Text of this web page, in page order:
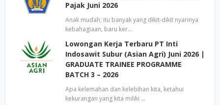
Pajak Juni 2026
Anak mudah; itu banyak yang dikit-dikit nyarinya
kebahagiaan, baru ker…
Lowongan Kerja Terbaru PT Inti
Indosawit Subur (Asian Agri) Juni 2026 |
GRADUATE TRAINEE PROGRAMME
BATCH 3 – 2026
Apa kelemahan dan kelebihan kita, ketahui
kekurangan yang kita miliki …